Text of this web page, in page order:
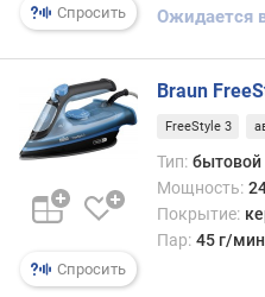
н
)
м
о
щ
н
о
с
ь
п
Спросить Ожидается
Спросить
Braun
FreeStyle 3
Тип: бытовой
Мощность:
Покрытие:
Пар: 45 г/